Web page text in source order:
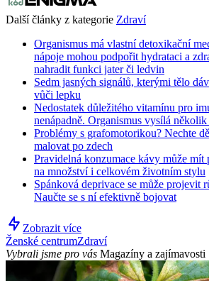
Další články z kategorie Zdraví
Organismus má vlastní detoxikační
nápoje mohou podpořit hydrataci a
nahradit funkci jater či ledvin
Sedm jasných signálů, kterými tělo
vůči lepku
Nedostatek důležitého vitamínu pro
nenápadně. Organismus vysílá
Problémy s grafomotorikou? Nechte
malovat po zdech
Pravidelná konzumace kávy může
na množství i celkovém životním stylu
Spánková deprivace se může projevit
Naučte se s ní efektivně bojovat
Zobrazit více
Ženské centrumZdraví
Vybrali jsme pro vás Magazíny a zajímavosti